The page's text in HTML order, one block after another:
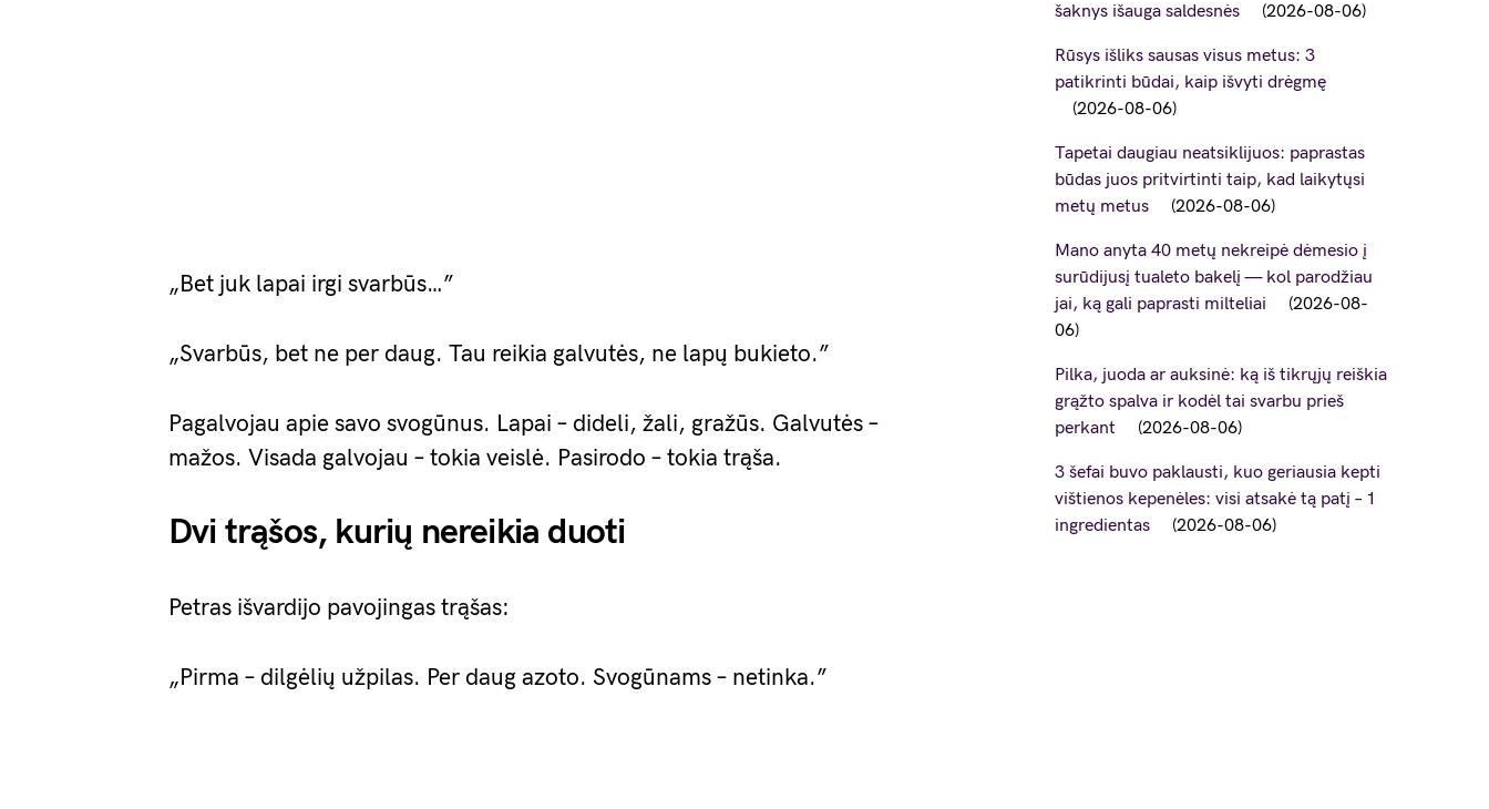
„Bet juk lapai irgi svarbūs…”
„Svarbūs, bet ne per daug. Tau reikia galvutės, ne lapų bukieto.”
Pagalvojau apie savo svogūnus. Lapai – dideli, žali, gražūs. Galvutės –
mažos. Visada galvojau – tokia veislė. Pasirodo – tokia trąša.
Dvi trąšos, kurių nereikia duoti
Petras išvardijo pavojingas trąšas:
„Pirma – dilgėlių užpilas. Per daug azoto. Svogūnams – netinka.”
šaknys išauga saldesnės
2026-08-06
Rūsys išliks sausas visus metus: 3
patikrinti būdai, kaip išvyti drėgmę
2026-08-06
Tapetai daugiau neatsiklijuos: paprastas
būdas juos pritvirtinti taip, kad laikytųsi
metų metus
2026-08-06
Mano anyta 40 metų nekreipė dėmesio į
surūdijusį tualeto bakelį — kol parodžiau
jai, ką gali paprasti milteliai
2026-08-
06
Pilka, juoda ar auksinė: ką iš tikrųjų reiškia
grąžto spalva ir kodėl tai svarbu prieš
perkant
2026-08-06
3 šefai buvo paklausti, kuo geriausia kepti
vištienos kepenėles: visi atsakė tą patį – 1
ingredientas
2026-08-06